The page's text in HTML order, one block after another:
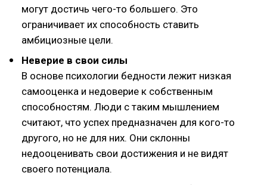
могут достичь чего-то большего. Это
ограничивает их способность ставить
амбициозные цели.
Неверие в свои силы
В основе психологии бедности лежит низкая
самооценка и недоверие к собственным
способностям. Люди с таким мышлением
считают, что успех предназначен для кого-то
другого, но не для них. Они склонны
недооценивать свои достижения и не видят
своего потенциала.